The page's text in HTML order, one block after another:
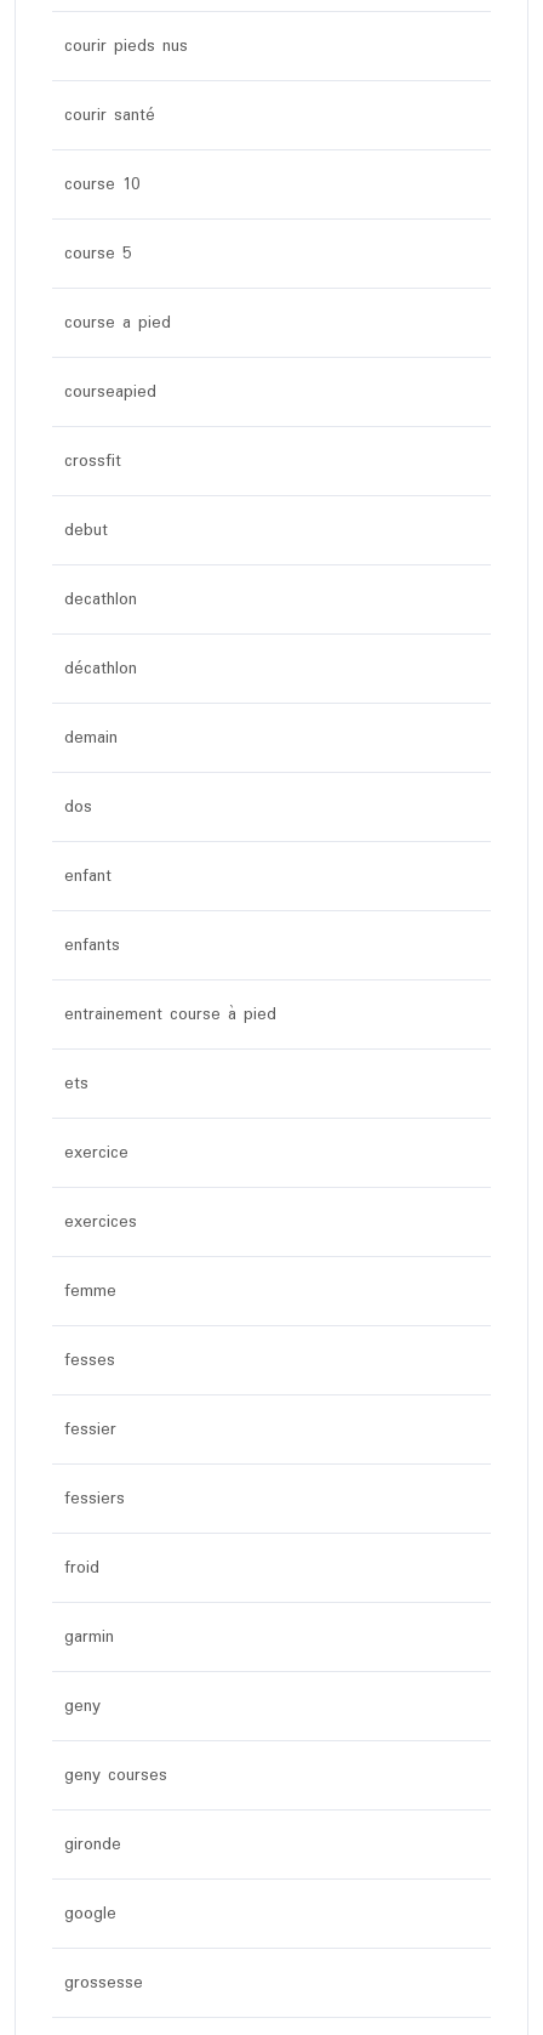
courir pieds nus
courir santé
course 10
course 5
course a pied
courseapied
crossfit
debut
decathlon
décathlon
demain
dos
enfant
enfants
entrainement course à pied
ets
exercice
exercices
femme
fesses
fessier
fessiers
froid
garmin
geny
geny courses
gironde
google
grossesse